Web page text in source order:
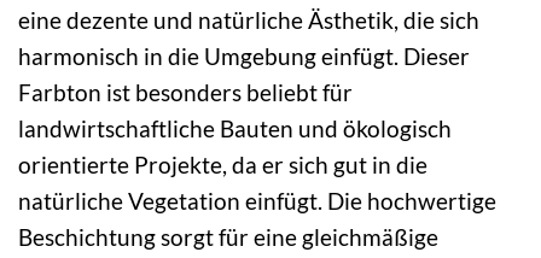
eine dezente und natürliche Ästhetik, die sich
harmonisch in die Umgebung einfügt. Dieser
Farbton ist besonders beliebt für
landwirtschaftliche Bauten und ökologisch
orientierte Projekte, da er sich gut in die
natürliche Vegetation einfügt. Die hochwertige
Beschichtung sorgt für eine gleichmäßige